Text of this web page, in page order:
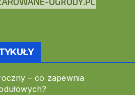
– co zapewnia